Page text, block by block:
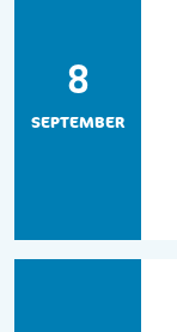
8
SEPTEMBER